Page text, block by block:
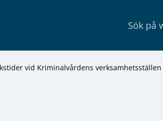
vid Kriminalvårdens